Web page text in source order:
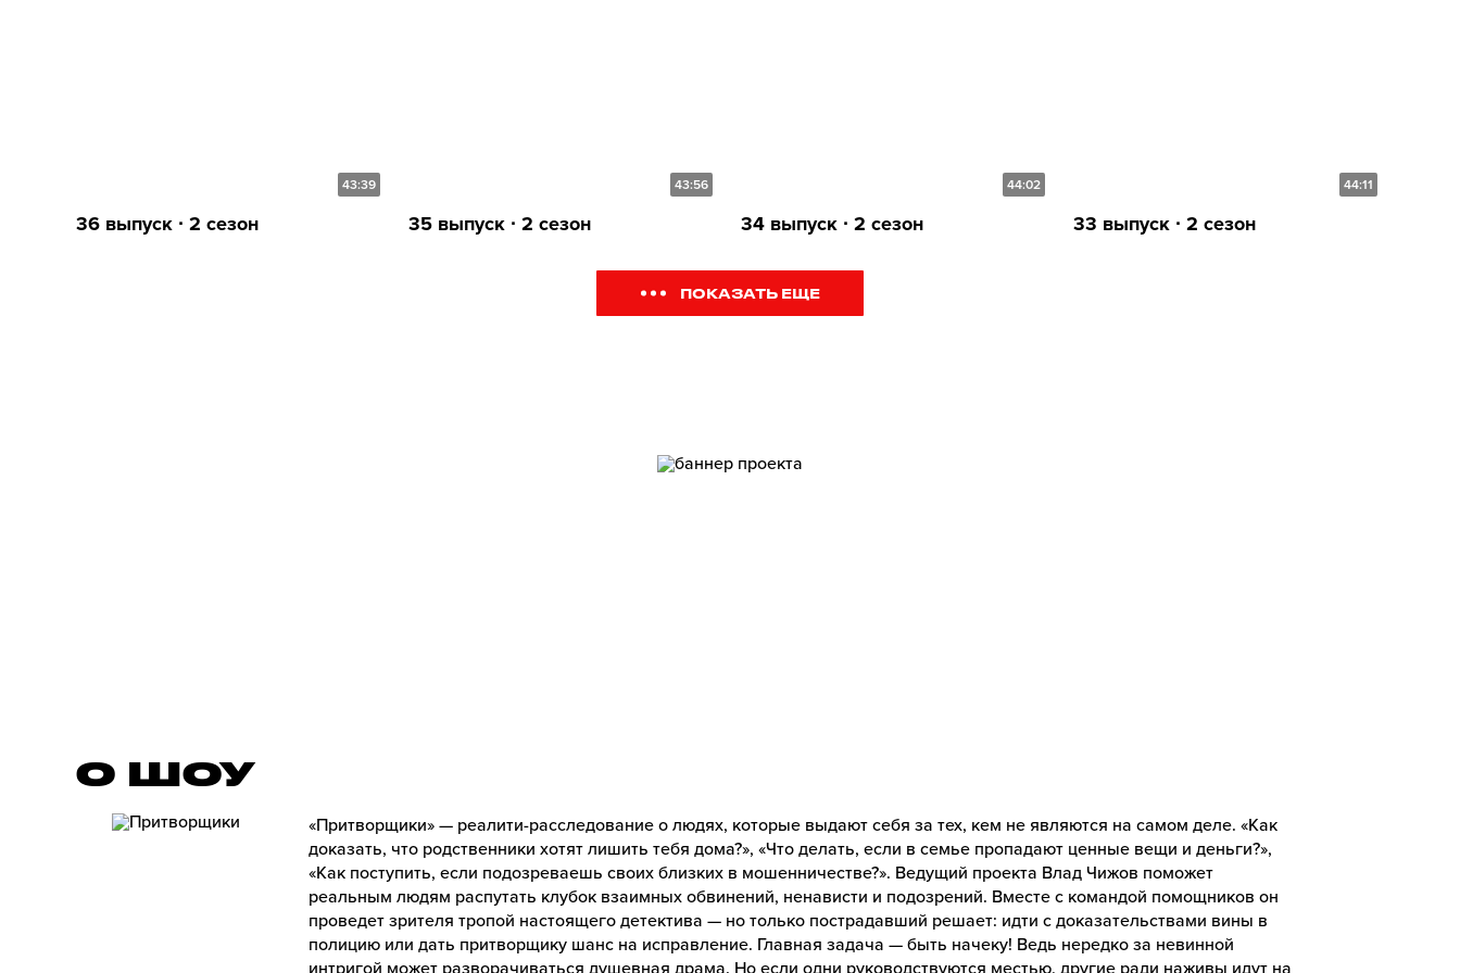
43:39
36 выпуск ∙ 2 сезон
43:56
35 выпуск ∙ 2 сезон
44:02
34 выпуск ∙ 2 сезон
44:11
33 выпуск ∙ 2 сезон
ПОКАЗАТЬ ЕЩЕ
О ШОУ
«Притворщики» — реалити-расследование о людях, которые выдают себя за тех, кем не являются на самом деле. «Как
доказать, что родственники хотят лишить тебя дома?», «Что делать, если в семье пропадают ценные вещи и деньги?»,
«Как поступить, если подозреваешь своих близких в мошенничестве?». Ведущий проекта Влад Чижов поможет
реальным людям распутать клубок взаимных обвинений, ненависти и подозрений. Вместе с командой помощников он
проведет зрителя тропой настоящего детектива — но только пострадавший решает: идти с доказательствами вины в
полицию или дать притворщику шанс на исправление. Главная задача — быть начеку! Ведь нередко за невинной